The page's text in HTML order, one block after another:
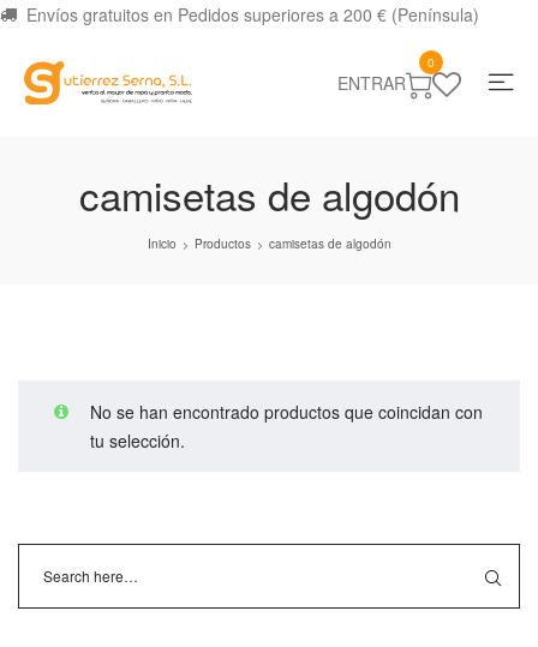
Envíos gratuitos en Pedidos superiores a 200 € (Península)
ENTRAR
0
camisetas de algodón
Inicio > Productos > camisetas de algodón
No se han encontrado productos que coincidan con
tu selección.